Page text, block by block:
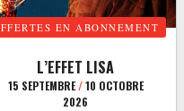
EN ABONNEMENT
L’EFFET LISA
15 SEPTEMBRE/10 OCTOBRE
2026